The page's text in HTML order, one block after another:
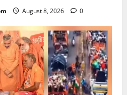
August 8, 2026 0